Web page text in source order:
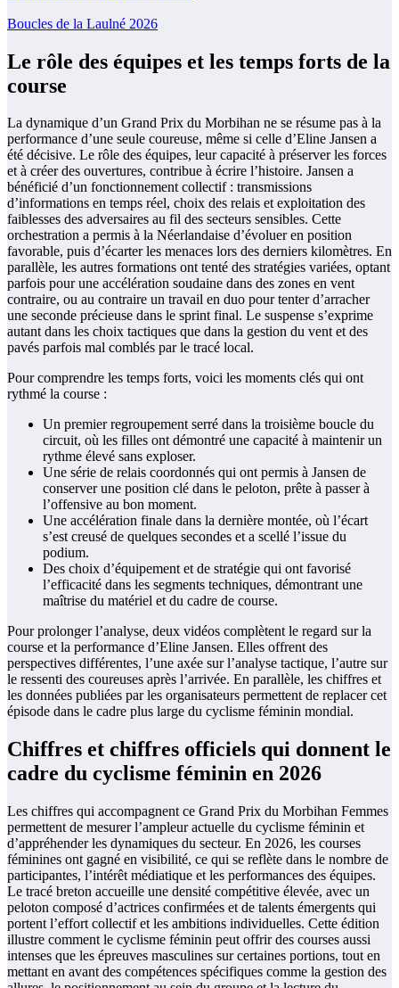
Boucles de la Laulné 2026
Le rôle des équipes et les temps forts de la
course
La dynamique d’un Grand Prix du Morbihan ne se résume pas à la
performance d’une seule coureuse, même si celle d’Eline Jansen a
été décisive. Le rôle des équipes, leur capacité à préserver les forces
et à créer des ouvertures, contribue à écrire l’histoire. Jansen a
bénéficié d’un fonctionnement collectif : transmissions
d’informations en temps réel, choix des relais et exploitation des
faiblesses des adversaires au fil des secteurs sensibles. Cette
orchestration a permis à la Néerlandaise d’évoluer en position
favorable, puis d’écarter les menaces lors des derniers kilomètres. En
parallèle, les autres formations ont tenté des stratégies variées, optant
parfois pour une accélération soudaine dans des zones en vent
contraire, ou au contraire un travail en duo pour tenter d’arracher
une seconde précieuse dans le sprint final. Le suspense s’exprime
autant dans les choix tactiques que dans la gestion du vent et des
pavés parfois mal comblés par le tracé local.
Pour comprendre les temps forts, voici les moments clés qui ont
rythmé la course :
Un premier regroupement serré dans la troisième boucle du
circuit, où les filles ont démontré une capacité à maintenir un
rythme élevé sans exploser.
Une série de relais coordonnés qui ont permis à Jansen de
conserver une position clé dans le peloton, prête à passer à
l’offensive au bon moment.
Une accélération finale dans la dernière montée, où l’écart
s’est creusé de quelques secondes et a scellé l’issue du
podium.
Des choix d’équipement et de stratégie qui ont favorisé
l’efficacité dans les segments techniques, démontrant une
maîtrise du matériel et du cadre de course.
Pour prolonger l’analyse, deux vidéos complètent le regard sur la
course et la performance d’Eline Jansen. Elles offrent des
perspectives différentes, l’une axée sur l’analyse tactique, l’autre sur
le ressenti des coureuses après l’arrivée. En parallèle, les chiffres et
les données publiées par les organisateurs permettent de replacer cet
épisode dans le cadre plus large du cyclisme féminin mondial.
Chiffres et chiffres officiels qui donnent le
cadre du cyclisme féminin en 2026
Les chiffres qui accompagnent ce Grand Prix du Morbihan Femmes
permettent de mesurer l’ampleur actuelle du cyclisme féminin et
d’appréhender les dynamiques du secteur. En 2026, les courses
féminines ont gagné en visibilité, ce qui se reflète dans le nombre de
participantes, l’intérêt médiatique et les performances des équipes.
Le tracé breton accueille une densité compétitive élevée, avec un
peloton composé d’actrices confirmées et de talents émergents qui
portent l’effort collectif et les ambitions individuelles. Cette édition
illustre comment le cyclisme féminin peut offrir des courses aussi
intenses que les épreuves masculines sur certaines portions, tout en
mettant en avant des compétences spécifiques comme la gestion des